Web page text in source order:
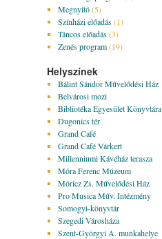
Megnyitó(5)
Színházi előadás(1)
Táncos előadás(3)
Zenés program(19)
Helyszínek
Bálint Sándor Művelődési Ház
Belvárosi mozi
Bibliotéka Egyesület Könyvtára
Dugonics tér
Grand Café
Grand Café Várkert
Millenniumi Kávéház terasza
Móra Ferenc Múzeum
Móricz Zs. Művelődési Ház
Pro Musica Műv. Intézmény
Somogyi-könyvtár
Szegedi Városháza
Szent-Györgyi A. munkahelye